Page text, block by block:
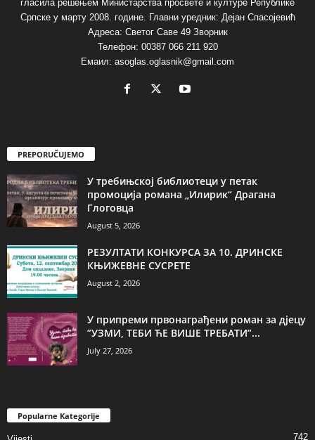
гласила решењем Министарства просвете и културе Републике
Српске у марту 2008. године. Главни уредник: Дејан Спасојевић
Адреса: Светог Саве 49 Зворник
Телефон: 00387 066 211 920
Емаил: asoglas.oglasnik@gmail.com
PREPORUČUJEMO
У требињској библиотеци у петак
промоција романа „Илирик“ Драгана
Глоговца
August 5, 2026
РЕЗУЛТАТИ КОНКУРСА ЗА 10. ДРИНСКЕ
КЊИЖЕВНЕ СУСРЕТЕ
August 2, 2026
У припреми првонаграђени роман за дјецу
”УЗМИ, ТЕБИ ЋЕ ВИШЕ ТРЕБАТИ”...
July 27, 2026
Popularne Kategorije
742